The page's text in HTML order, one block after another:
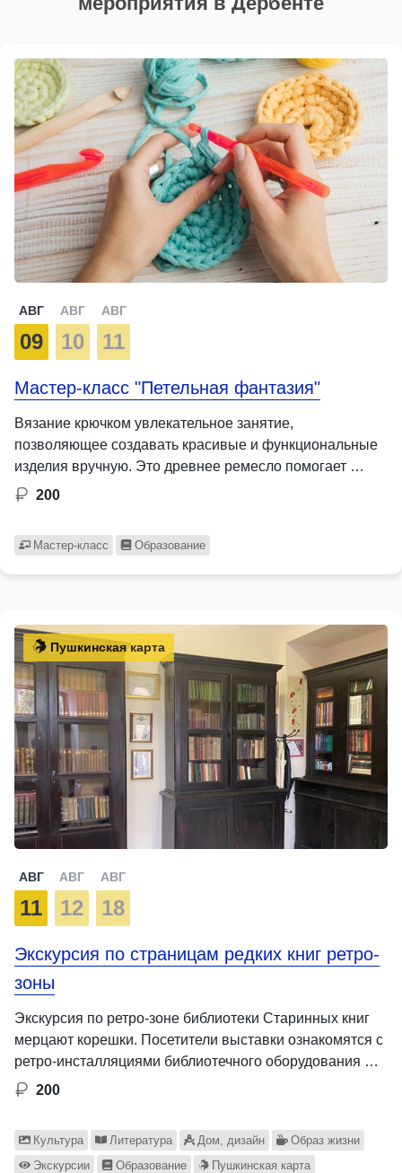
АВГ
09
АВГ
10
АВГ
11
Мастер-класс "Петельная фантазия"
Вязание крючком увлекательное занятие,
позволяющее создавать красивые и функциональные
изделия вручную. Это древнее ремесло помогает …
200
Мастер-класс Образование
Пушкинская карта
АВГ
11
АВГ
12
АВГ
18
Экскурсия по страницам редких книг ретро-
зоны
Экскурсия по ретро-зоне библиотеки Старинных книг
мерцают корешки. Посетители выставки ознакомятся с
ретро-инсталляциями библиотечного оборудования …
200
Культура Литература Дом, дизайн
Образ жизни
Экскурсии
Образование Пушкинская карта